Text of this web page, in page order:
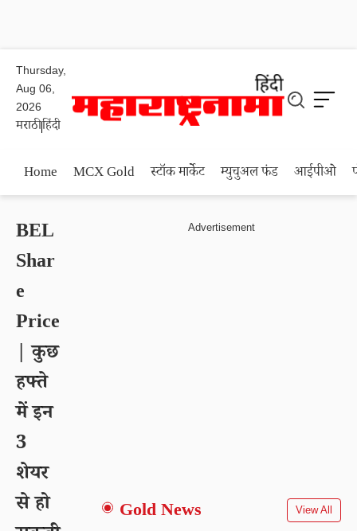
Thursday,
Aug 06,
2026
मराठीहिंदी
Home MCX Gold स्टॉक मार्केट म्युचुअल फंड आईपीओ
BEL
Shar
e
Price
| कुछ
हफ्ते
में इन
3
शेयर
से हो
Gold News View All